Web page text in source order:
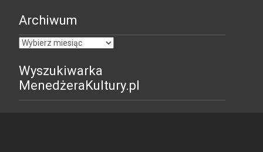
Archiwum
Archiwum
Wyszukiwarka
MenedżeraKultury.pl